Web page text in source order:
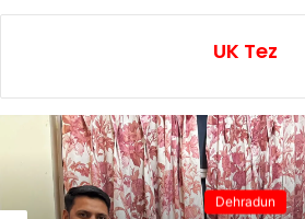
UK Tez
Dehradun